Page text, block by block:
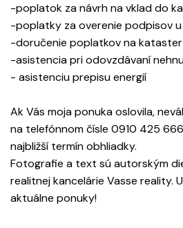
-poplatok za návrh na vklad do
-poplatky za overenie podpisov
-doručenie poplatkov na kataster
-asistencia pri odovzdávaní
- asistenciu prepisu energií
Ak Vás moja ponuka oslovila,
na telefónnom čísle 0910 425
najbližší termín obhliadky.
Fotografie a text sú autorským
realitnej kancelárie Vasse reality.
aktuálne ponuky!